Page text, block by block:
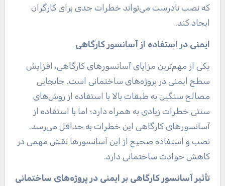
که نصب نادرست می‌تواند خطرات جدی برای کارگران
ایجاد کند.
ایمنی در استفاده از آسانسور کارگاهی
یکی از مهم‌ترین مزایای آسانسورهای کارگاهی، افزایش
سطح ایمنی در پروژه‌های ساختمانی است. جابجایی
مصالح سنگین به طبقات بالا با استفاده از روش‌های
سنتی خطرات زیادی به همراه دارد؛ اما با استفاده از
آسانسورهای کارگاهی این خطرات به حداقل می‌رسد.
نصب و استفاده صحیح از این آسانسورها نقش مهمی در
کاهش حوادث ساختمانی دارد.
تأثیر آسانسور کارگاهی بر ایمنی در پروژه‌های ساختمانی